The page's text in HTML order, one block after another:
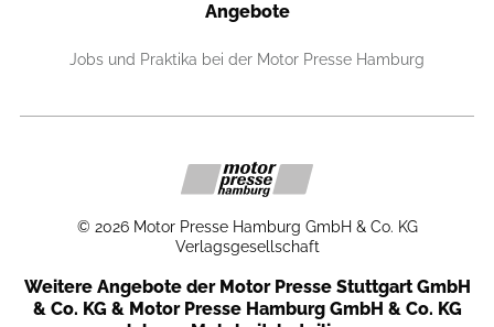
Angebote
Jobs und Praktika bei der Motor Presse Hamburg
© 2026 Motor Presse Hamburg GmbH & Co. KG
Verlagsgesellschaft
Weitere Angebote der Motor Presse Stuttgart GmbH
& Co. KG & Motor Presse Hamburg GmbH & Co. KG